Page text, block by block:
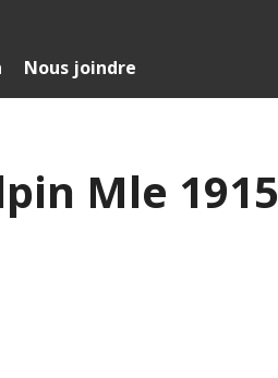
Nous joindre
Mle 1915